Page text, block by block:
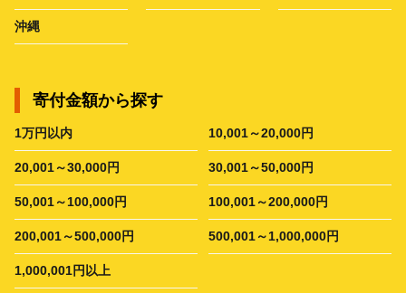
沖縄
寄付金額から探す
1万円以内 10,001～20,000円
20,001～30,000円 30,001～50,000円
50,001～100,000円 100,001～200,000円
200,001～500,000円 500,001～1,000,000円
1,000,001円以上